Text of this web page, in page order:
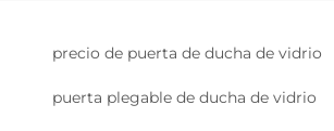
precio de puerta de ducha de vidrio
puerta plegable de ducha de vidrio